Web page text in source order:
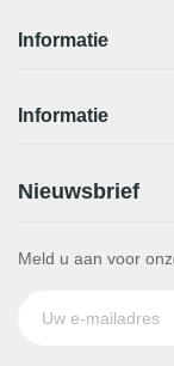
Informatie
Informatie
Nieuwsbrief
Meld u aan voor